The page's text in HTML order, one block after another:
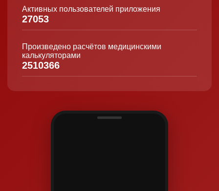
Активных пользователей приложения
27053
Произведено расчётов медицинскими
калькуляторами
2510366